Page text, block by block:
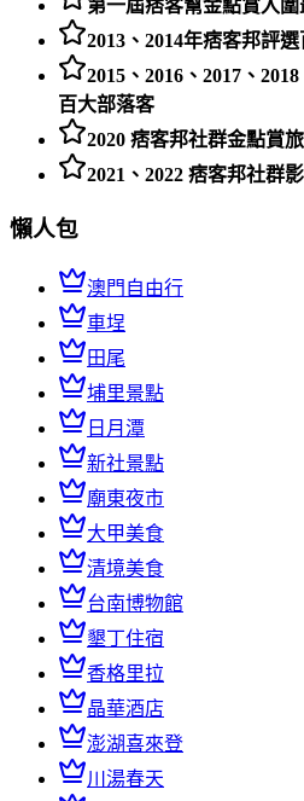
第一屆痞客幫金點賞入
2013、2014年痞客邦評
2015、2016、2017、
百大部落客
2020 痞客邦社群金點賞
2021、2022 痞客邦社群
懶人包
澳門自由行
車埕
田尾
埔里景點
日月潭
新社景點
廟東夜市
大甲美食
清境美食
台南博物館
墾丁住宿
香格里拉
晶華酒店
澎湖喜來登
川湯春天